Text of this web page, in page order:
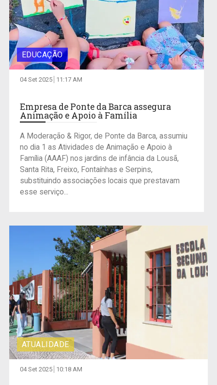
EDUCAÇÃO
04 Set 2025 11:17 AM
Empresa de Ponte da Barca assegura
Animação e Apoio à Família
A Moderação & Rigor, de Ponte da Barca, assumiu
no dia 1 as Atividades de Animação e Apoio à
Família (AAAF) nos jardins de infância da Lousã,
Santa Rita, Freixo, Fontaínhas e Serpins,
substituindo associações locais que prestavam
esse serviço...
ATUALIDADE
04 Set 2025 10:18 AM